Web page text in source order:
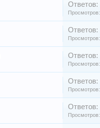
Ответов:
Просмотров:
Ответов:
Просмотров:
Ответов:
Просмотров:
Ответов:
Просмотров:
Ответов:
Просмотров: